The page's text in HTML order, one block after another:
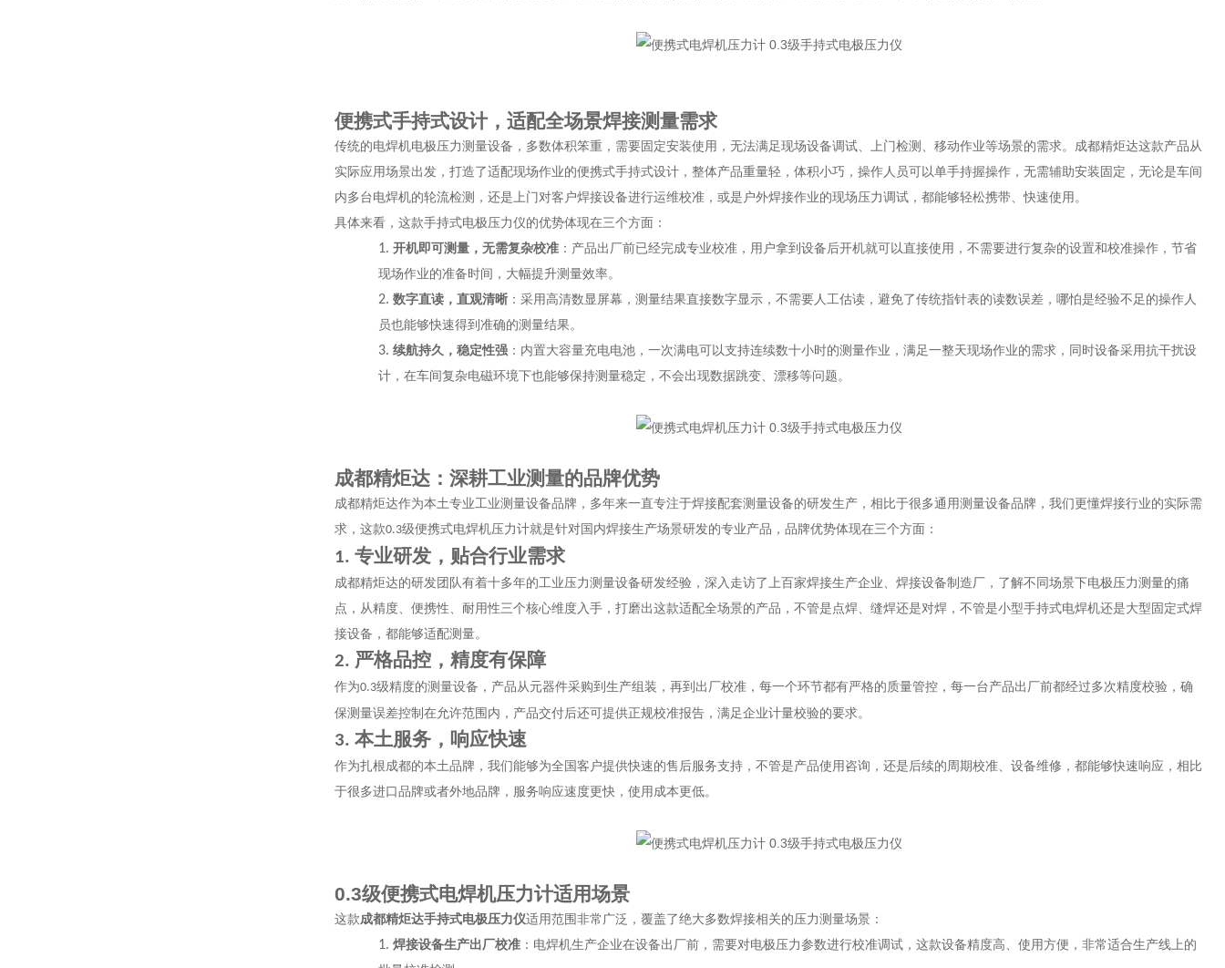
便携式手持式设计，适配全场景焊接测量需求
传统的电焊机电极压力测量设备，多数体积笨重，需要固定安装使用，无法满足现场设备调试、上门检测、移动作业等场景的需求。成都精炬达这款产品从
实际应用场景出发，打造了适配现场作业的便携式手持式设计，整体产品重量轻，体积小巧，操作人员可以单手持握操作，无需辅助安装固定，无论是车间
内多台电焊机的轮流检测，还是上门对客户焊接设备进行运维校准，或是户外焊接作业的现场压力调试，都能够轻松携带、快速使用。
具体来看，这款手持式电极压力仪的优势体现在三个方面：
1. 开机即可测量，无需复杂校准：产品出厂前已经完成专业校准，用户拿到设备后开机就可以直接使用，不需要进行复杂的设置和校准操作，节省
现场作业的准备时间，大幅提升测量效率。
2. 数字直读，直观清晰：采用高清数显屏幕，测量结果直接数字显示，不需要人工估读，避免了传统指针表的读数误差，哪怕是经验不足的操作人
员也能够快速得到准确的测量结果。
3. 续航持久，稳定性强：内置大容量充电电池，一次满电可以支持连续数十小时的测量作业，满足一整天现场作业的需求，同时设备采用抗干扰设
计，在车间复杂电磁环境下也能够保持测量稳定，不会出现数据跳变、漂移等问题。
成都精炬达：深耕工业测量的品牌优势
成都精炬达作为本土专业工业测量设备品牌，多年来一直专注于焊接配套测量设备的研发生产，相比于很多通用测量设备品牌，我们更懂焊接行业的实际需
求，这款0.3级便携式电焊机压力计就是针对国内焊接生产场景研发的专业产品，品牌优势体现在三个方面：
1. 专业研发，贴合行业需求
成都精炬达的研发团队有着十多年的工业压力测量设备研发经验，深入走访了上百家焊接生产企业、焊接设备制造厂，了解不同场景下电极压力测量的痛
点，从精度、便携性、耐用性三个核心维度入手，打磨出这款适配全场景的产品，不管是点焊、缝焊还是对焊，不管是小型手持式电焊机还是大型固定式焊
接设备，都能够适配测量。
2. 严格品控，精度有保障
作为0.3级精度的测量设备，产品从元器件采购到生产组装，再到出厂校准，每一个环节都有严格的质量管控，每一台产品出厂前都经过多次精度校验，确
保测量误差控制在允许范围内，产品交付后还可提供正规校准报告，满足企业计量校验的要求。
3. 本土服务，响应快速
作为扎根成都的本土品牌，我们能够为全国客户提供快速的售后服务支持，不管是产品使用咨询，还是后续的周期校准、设备维修，都能够快速响应，相比
于很多进口品牌或者外地品牌，服务响应速度更快，使用成本更低。
0.3级便携式电焊机压力计适用场景
这款成都精炬达手持式电极压力仪适用范围非常广泛，覆盖了绝大多数焊接相关的压力测量场景：
1. 焊接设备生产出厂校准：电焊机生产企业在设备出厂前，需要对电极压力参数进行校准调试，这款设备精度高、使用方便，非常适合生产线上的